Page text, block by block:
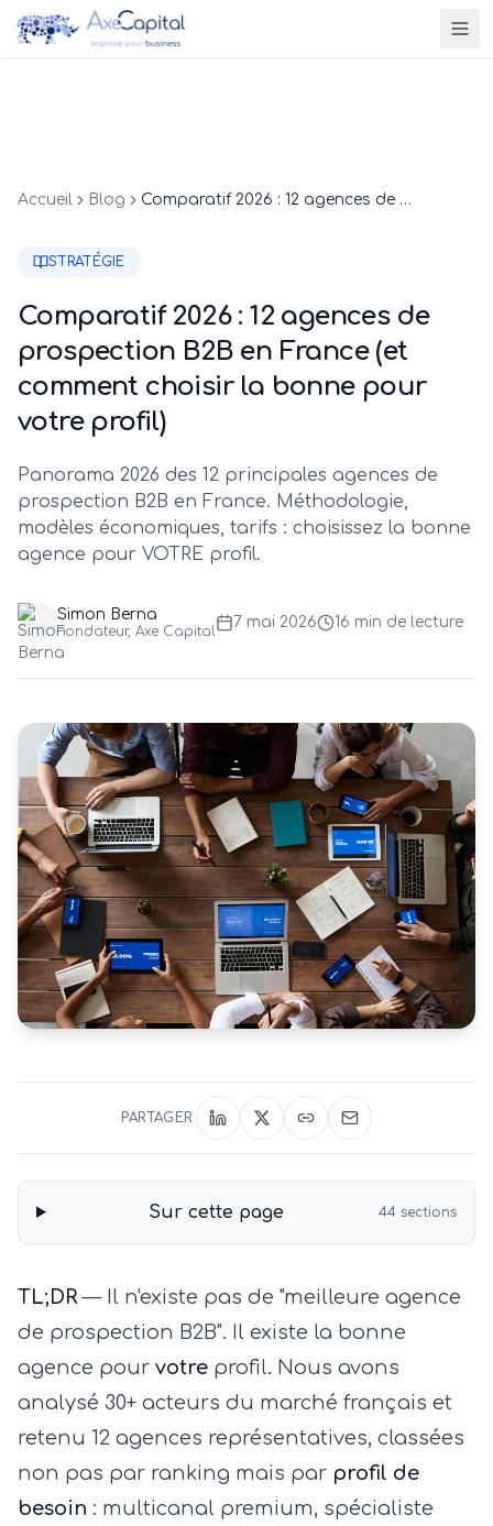
Accueil Blog Comparatif 2026 : 12 agences de prospection B2B en France (et comment choisir la bonne pour votre profil)
STRATÉGIE
Comparatif 2026 : 12 agences de
prospection B2B en France (et
comment choisir la bonne pour
votre profil)
Panorama 2026 des 12 principales agences de
prospection B2B en France. Méthodologie,
modèles économiques, tarifs : choisissez la bonne
agence pour VOTRE profil.
Simon Berna
Fondateur, Axe Capital
7 mai 2026 16 min de lecture
PARTAGER
Sur cette page 44 sections
TL;DR — Il n'existe pas de "meilleure agence
de prospection B2B". Il existe la bonne
agence pour votre profil. Nous avons
analysé 30+ acteurs du marché français et
retenu 12 agences représentatives, classées
non pas par ranking mais par profil de
besoin : multicanal premium, spécialiste